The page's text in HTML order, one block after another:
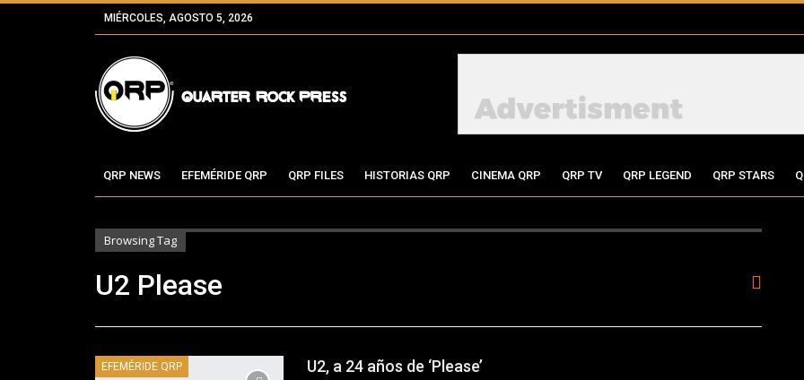
MIÉRCOLES, AGOSTO 5, 2026
QRP NEWS EFEMÉRIDE QRP QRP FILES HISTORIAS QRP CINEMA QRP QRP TV QRP LEGEND QRP STARS
Browsing Tag
U2 Please
EFEMÉRIDE QRP U2, a 24 años de ‘Please’